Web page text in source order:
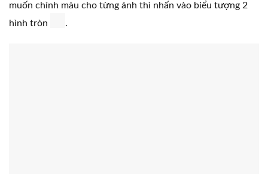
muốn chỉnh màu cho từng ảnh thì nhấn vào biểu tượng 2
hình tròn
.